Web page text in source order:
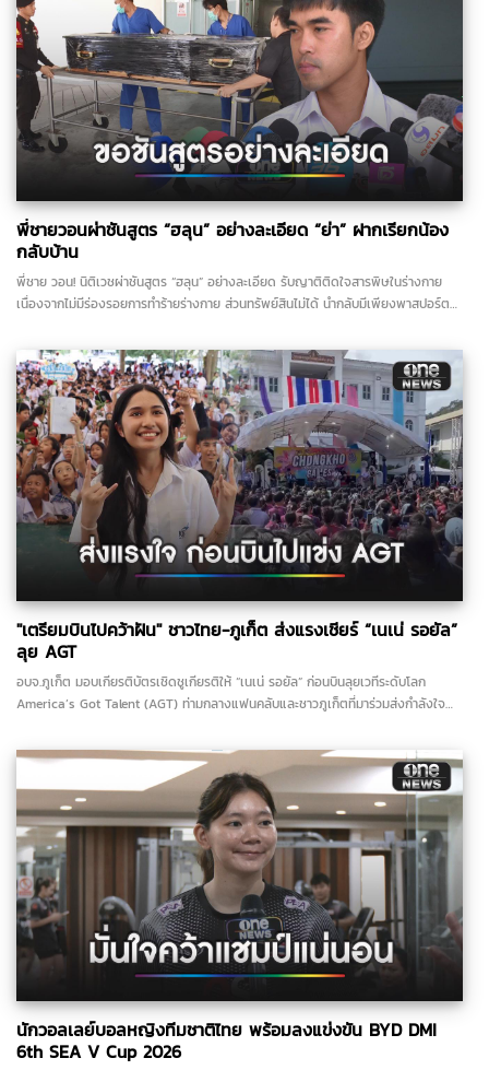
พี่ชายวอนผ่าชันสูตร “ฮลุน” อย่างละเอียด “ย่า” ฝากเรียกน้อง
กลับบ้าน
พี่ชาย วอน! นิติเวชผ่าชันสูตร “ฮลุน” อย่างละเอียด รับญาติติดใจสารพิษในร่างกาย
เนื่องจากไม่มีร่องรอยการทำร้ายร่างกาย ส่วนทรัพย์สินไม่ได้ นำกลับมีเพียงพาสปอร์ต
"เตรียมบินไปคว้าฝัน" ชาวไทย-ภูเก็ต ส่งแรงเชียร์ “เนเน่ รอยัล”
ลุย AGT
อบจ.ภูเก็ต มอบเกียรติบัตรเชิดชูเกียรติให้ “เนเน่ รอยัล” ก่อนบินลุยเวทีระดับโลก
America’s Got Talent (AGT) ท่ามกลางแฟนคลับและชาวภูเก็ตที่มาร่วมส่งกำลังใจ
นักวอลเลย์บอลหญิงทีมชาติไทย พร้อมลงแข่งขัน BYD DMI
6th SEA V Cup 2026